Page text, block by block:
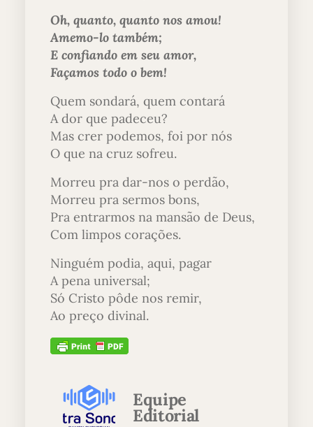
Oh, quanto, quanto nos amou!
Amemo-lo também;
E confiando em seu amor,
Façamos todo o bem!
Quem sondará, quem contará
A dor que padeceu?
Mas crer podemos, foi por nós
O que na cruz sofreu.
Morreu pra dar-nos o perdão,
Morreu pra sermos bons,
Pra entrarmos na mansão de Deus,
Com limpos corações.
Ninguém podia, aqui, pagar
A pena universal;
Só Cristo pôde nos remir,
Ao preço divinal.
Equipe
Editorial